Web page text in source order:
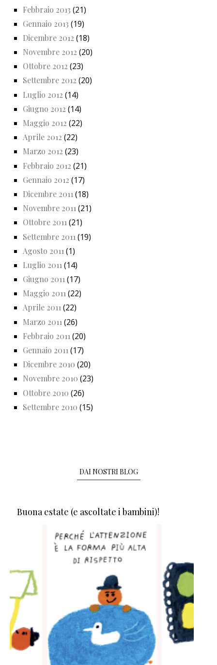
Febbraio 2013 (21)
Gennaio 2013 (19)
Dicembre 2012 (18)
Novembre 2012 (20)
Ottobre 2012 (23)
Settembre 2012 (20)
Luglio 2012 (14)
Giugno 2012 (14)
Maggio 2012 (22)
Aprile 2012 (22)
Marzo 2012 (23)
Febbraio 2012 (21)
Gennaio 2012 (17)
Dicembre 2011 (18)
Novembre 2011 (21)
Ottobre 2011(21)
Settembre 2011 (19)
Agosto 2011 (1)
Luglio 2011 (14)
Giugno 2011 (17)
Maggio 2011(22)
Aprile 2011(22)
Marzo 2011 (26)
Febbraio 2011 (20)
Gennaio 2011 (17)
Dicembre 2010 (20)
Novembre 2010 (23)
Ottobre 2010 (26)
Settembre 2010 (15)
DAI NOSTRI BLOG
Buona estate (e ascoltate i bambini)!